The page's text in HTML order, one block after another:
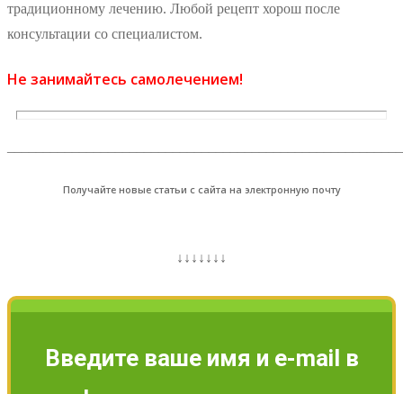
традиционному лечению. Любой рецепт хорош после
консультации со специалистом.
Не занимайтесь самолечением!
Получайте новые статьи с сайта на электронную почту
↓↓↓↓↓↓↓
Введите ваше имя и e-mail в